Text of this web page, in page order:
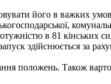
його в важких
в 81 кінських
здійснюється за
положень. Також